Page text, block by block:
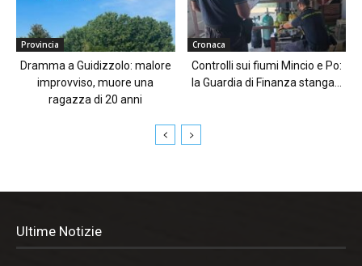
Provincia
Dramma a Guidizzolo: malore
improvviso, muore una
ragazza di 20 anni
Cronaca
Controlli sui fiumi Mincio e Po:
la Guardia di Finanza stanga...
Ultime Notizie